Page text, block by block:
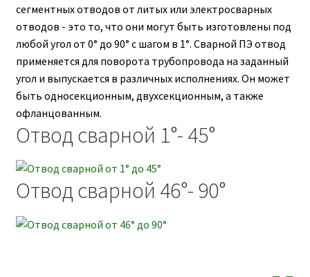
сегментных отводов от литых или электросварных
отводов - это то, что они могут быть изготовлены под
любой угол от 0° до 90° с шагом в 1°. Сварной ПЭ отвод
применяется для поворота трубопровода на заданный
угол и выпускается в различных исполнениях. Он может
быть односекционным, двухсекционным, а также
офланцованным.
Отвод сварной 1°- 45°
Отвод сварной 46°- 90°